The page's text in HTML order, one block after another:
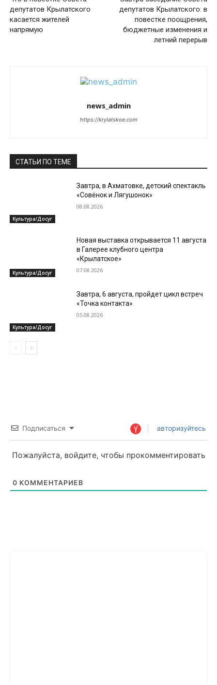
депутатов Крылатского
касается жителей
напрямую
депутатов Крылатского: в
повестке поощрения,
бюджетные изменения и
летний перерыв
news_admin
https://krylatskoe.com
СТАТЬИ ПО ТЕМЕ
Культура/Досуг
Завтра, в Ахматовке, детский спектакль
«Совёнок и Лягушонок»
08.08.2026
Культура/Досуг
Новая выставка открывается 11 августа
в Галерее клубного центра
«Крылатское»
07.08.2026
Культура/Досуг
Завтра, 6 августа, пройдет цикл встреч
«Точка контакта»
05.08.2026
Подписаться авторизуйтесь
Пожалуйста, войдите, чтобы прокомментировать
0 КОММЕНТАРИЕВ